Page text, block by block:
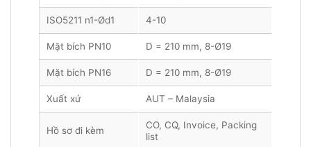
ISO5211 n1-Ød1 4-10
Mặt bích PN10 D = 210 mm, 8-Ø19
Mặt bích PN16 D = 210 mm, 8-Ø19
Xuất xứ AUT – Malaysia
Hồ sơ đi kèm
CO, CQ, Invoice, Packing
list